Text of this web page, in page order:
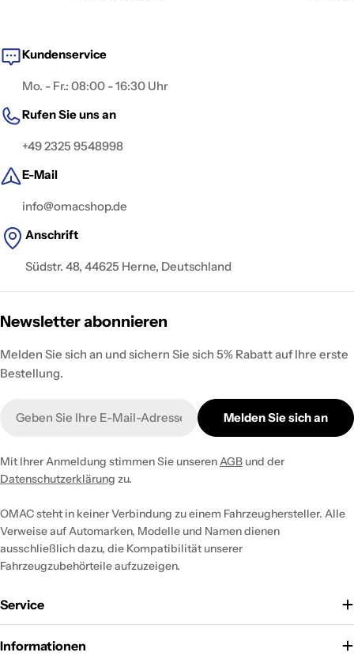
Kundenservice
Mo. - Fr.: 08:00 - 16:30 Uhr
Rufen Sie uns an
+49 2325 9548998
E-Mail
info@omacshop.de
Anschrift
Südstr. 48, 44625 Herne, Deutschland
Newsletter abonnieren
Melden Sie sich an und sichern Sie sich 5% Rabatt auf Ihre erste
Bestellung.
Mail
Melden Sie sich an
Mit Ihrer Anmeldung stimmen Sie unserenAGB und der
Datenschutzerklärung zu.
OMAC steht in keiner Verbindung zu einem Fahrzeughersteller. Alle
Verweise auf Automarken, Modelle und Namen dienen
ausschließlich dazu, die Kompatibilität unserer
Fahrzeugzubehörteile aufzuzeigen.
Service
Informationen